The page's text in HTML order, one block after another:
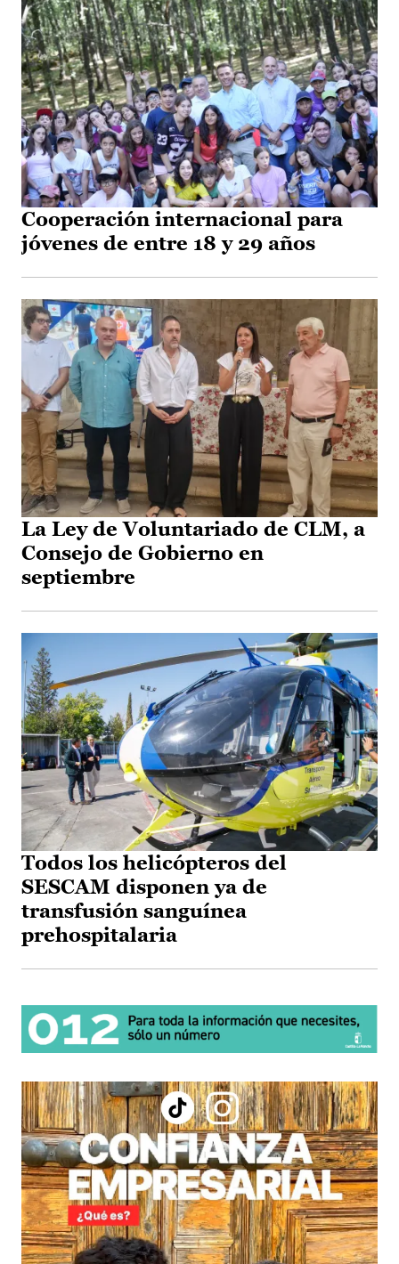
Cooperación internacional para
jóvenes de entre 18 y 29 años
La Ley de Voluntariado de CLM, a
Consejo de Gobierno en
septiembre
Todos los helicópteros del
SESCAM disponen ya de
transfusión sanguínea
prehospitalaria